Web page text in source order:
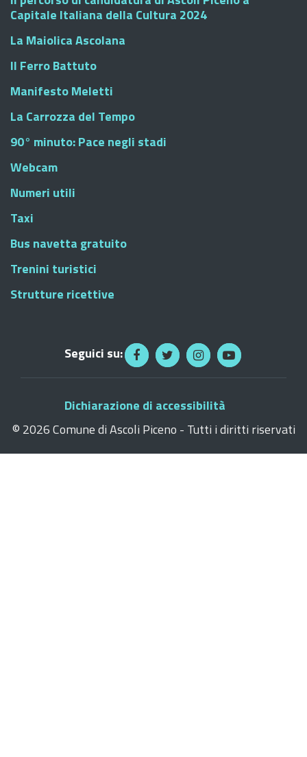
Capitale Italiana della Cultura 2024
La Maiolica Ascolana
Il Ferro Battuto
Manifesto Meletti
La Carrozza del Tempo
90° minuto: Pace negli stadi
Webcam
Numeri utili
Taxi
Bus navetta gratuito
Trenini turistici
Strutture ricettive
Seguici su:
Dichiarazione di accessibilità
© 2026 Comune di Ascoli Piceno - Tutti i diritti riservati